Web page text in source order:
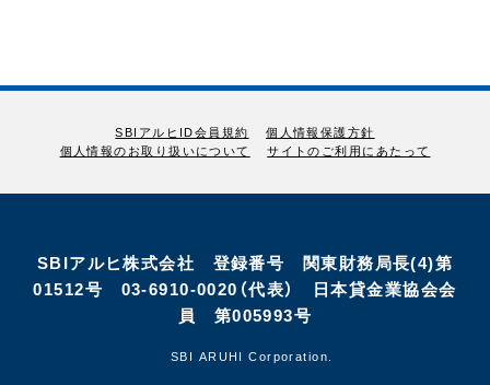
SBIアルヒID会員規約
個人情報保護方針
個人情報のお取り扱いについて
サイトのご利用にあたって
SBIアルヒ株式会社 登録番号 関東財務局長(4)第
01512号 03-6910-0020（代表） 日本貸金業協会会
員 第005993号
©SBI ARUHI Corporation.